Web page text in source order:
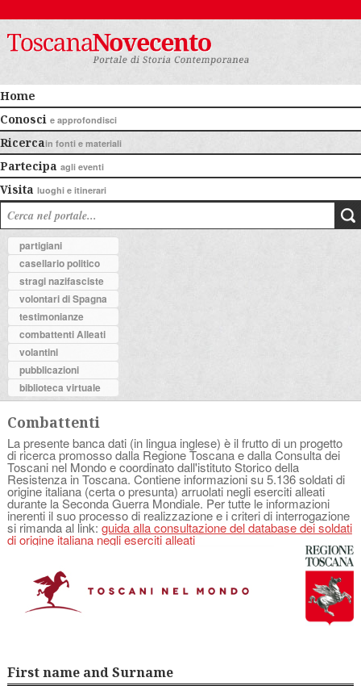
Home
Conosci e approfondisci
Ricercain fonti e materiali
Partecipa agli eventi
Visita luoghi e itinerari
partigiani
casellario politico
stragi nazifasciste
volontari di Spagna
testimonianze
combattenti Alleati
volantini
pubblicazioni
biblioteca virtuale
Combattenti
La presente banca dati (in lingua inglese) è il frutto di un progetto
di ricerca promosso dalla Regione Toscana e dalla Consulta dei
Toscani nel Mondo e coordinato dall'istituto Storico della
Resistenza in Toscana. Contiene informazioni su 5.136 soldati di
origine italiana (certa o presunta) arruolati negli eserciti alleati
durante la Seconda Guerra Mondiale. Per tutte le informazioni
inerenti il suo processo di realizzazione e i criteri di interrogazione
si rimanda al link: guida alla consultazione del database dei soldati
di origine italiana negli eserciti alleati
First name and Surname